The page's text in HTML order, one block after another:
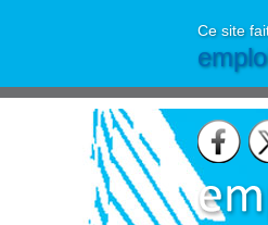
Ce site